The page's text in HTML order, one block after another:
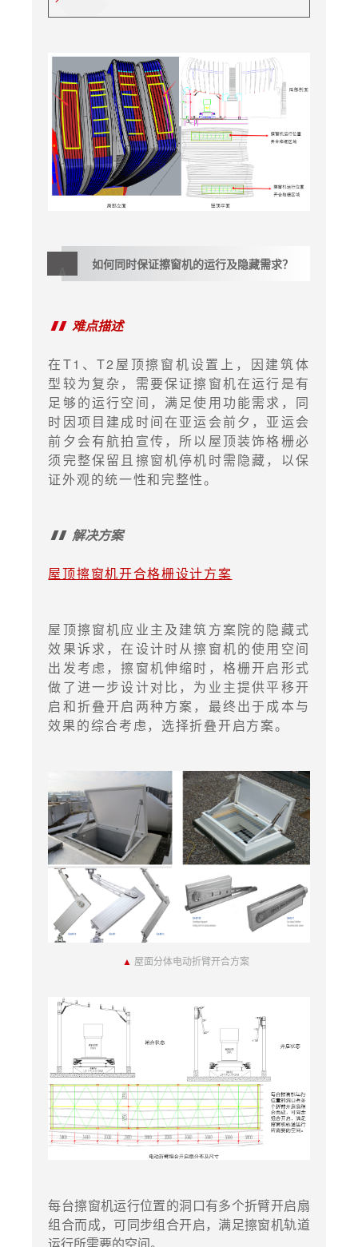
A 如何同时保证擦窗机的运行及隐藏需求？
难点描述
在T1、T2屋顶擦窗机设置上，因建筑体
型较为复杂，需要保证擦窗机在运行是有
足够的运行空间，满足使用功能需求，同
时因项目建成时间在亚运会前夕，亚运会
前夕会有航拍宣传，所以屋顶装饰格栅必
须完整保留且擦窗机停机时需隐藏，以保
证外观的统一性和完整性。
解决方案
屋顶擦窗机开合格栅设计方案
屋顶擦窗机应业主及建筑方案院的隐藏式
效果诉求，在设计时从擦窗机的使用空间
出发考虑，擦窗机伸缩时，格栅开启形式
做了进一步设计对比，为业主提供平移开
启和折叠开启两种方案，最终出于成本与
效果的综合考虑，选择折叠开启方案。
▲ 屋面分体电动折臂开合方案
每台擦窗机运行位置的洞口有多个折臂开启扇
组合而成，可同步组合开启，满足擦窗机轨道